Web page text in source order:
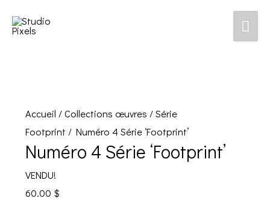
Accueil /Collections œuvres /Série
Footprint / Numéro 4 Série ‘Footprint’
Numéro 4 Série ‘Footprint’
VENDU!
60.00 $